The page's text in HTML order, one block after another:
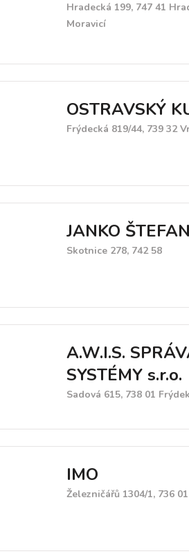
Hradecká 199, 747 41
Moravicí
OSTRAVSKÝ
Frýdecká 819/44, 739 32
JANKO
Skotnice 278, 742 58
A.W.I.S.
SYSTÉMY s.r.o.
Sadová 615, 738 01
IMO
Železničářů 1304/1, 736